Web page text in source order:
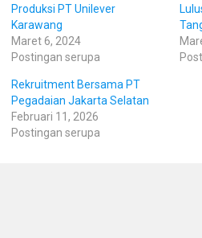
Produksi PT Unilever
Karawang
Maret 6, 2024
Postingan serupa
Rekruitment Bersama PT
Pegadaian Jakarta Selatan
Februari 11, 2026
Postingan serupa